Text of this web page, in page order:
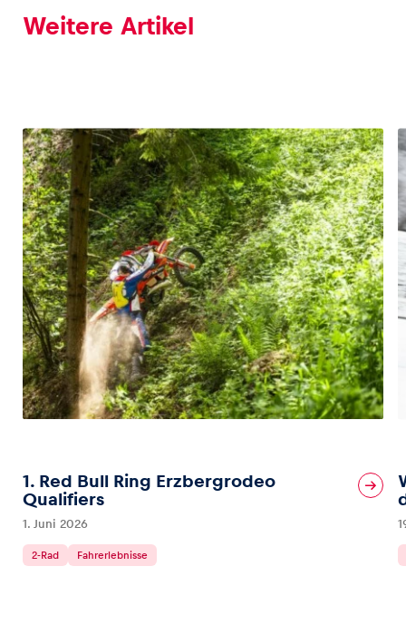
Weitere Artikel
1. Red Bull Ring Erzbergrodeo
Qualifiers
1. Juni 2026
2-Rad Fahrerlebnisse